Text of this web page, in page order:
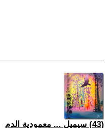
(43) سيميل ... معمودية الدم